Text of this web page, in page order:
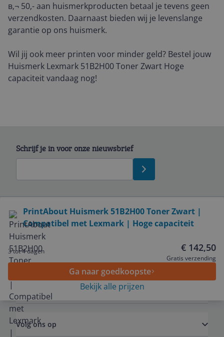
в‚¬ 50,- aan huismerkproducten betaal je tevens geen
verzendkosten. Daarnaast bieden wij je levenslange
garantie op ons huismerk.
Wil jij ook meer printen voor minder geld? Bestel jouw
Huismerk Lexmark 51B2H00 Toner Zwart Hoge
capaciteit vandaag nog!
PrintAbout Huismerk 51B2H00 Toner Zwart |
Compatibel met Lexmark | Hoge capaciteit
3 tot 4 dagen € 142,50
Gratis verzending
Ga naar goedkoopste
Bekijk alle prijzen
Schrijf je in voor onze nieuwsbrief
Service
Algemeen
Zakelijk
Volg ons op